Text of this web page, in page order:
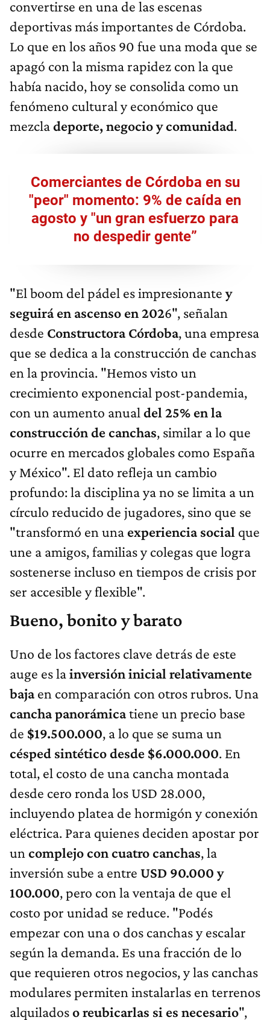
convertirse en una de las escenas
deportivas más importantes de Córdoba.
Lo que en los años 90 fue una moda que se
apagó con la misma rapidez con la que
había nacido, hoy se consolida como un
fenómeno cultural y económico que
mezcladeporte, negocio y comunidad.
Comerciantes de Córdoba en su
"peor" momento: 9% de caída en
agosto y "un gran esfuerzo para
no despedir gente”
"El boom del pádel es impresionante y
seguirá en ascenso en 2026", señalan
desde Constructora Córdoba, una empresa
que se dedica a la construcción de canchas
en la provincia. "Hemos visto un
crecimiento exponencial post-pandemia,
con un aumento anual del 25% en la
construcción de canchas, similar a lo que
ocurre en mercados globales como España
y México". El dato refleja un cambio
profundo: la disciplina ya no se limita a un
círculo reducido de jugadores, sino que se
"transformó en una experiencia social que
une a amigos, familias y colegas que logra
sostenerse incluso en tiempos de crisis por
ser accesible y flexible".
Bueno, bonito y barato
Uno de los factores clave detrás de este
auge es lainversión inicial relativamente
bajaen comparación con otros rubros. Una
cancha panorámicatiene un precio base
de $19.500.000, a lo que se suma un
césped sintético desde $6.000.000. En
total, el costo de una cancha montada
desde cero ronda los USD 28.000,
incluyendo platea de hormigón y conexión
eléctrica. Para quienes deciden apostar por
un complejo con cuatro canchas, la
inversión sube a entre USD 90.000 y
100.000, pero con la ventaja de que el
costo por unidad se reduce. "Podés
empezar con una o dos canchas y escalar
según la demanda. Es una fracción de lo
que requieren otros negocios, y las canchas
modulares permiten instalarlas en terrenos
alquiladoso reubicarlas si es necesario",